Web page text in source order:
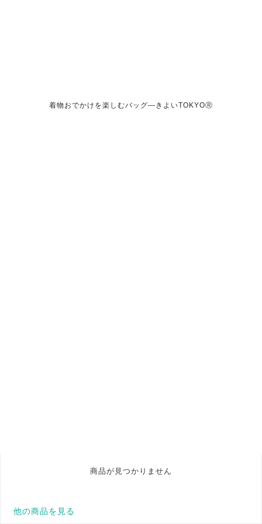
着物おでかけを楽しむバッグ―きよいTOKYOⓇ
商品が見つかりません
他の商品を見る